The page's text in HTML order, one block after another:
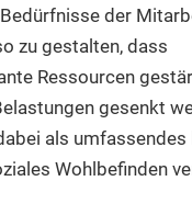
der
zu gestalten, dass
Ressourcen
gesenkt
als
Wohlbefinden